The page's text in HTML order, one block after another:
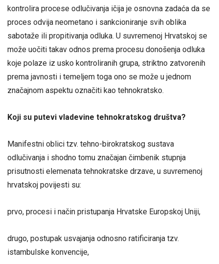
kontrolira procese odlučivanja ičija je osnovna zadaća da se
proces odvija neometano i sankcioniranje svih oblika
sabotaže ili propitivanja odluka. U suvremenoj Hrvatskoj se
može uočiti takav odnos prema procesu donošenja odluka
koje polaze iz usko kontroliranih grupa, striktno zatvorenih
prema javnosti i temeljem toga ono se može u jednom
značajnom aspektu označiti kao tehnokratsko.
Koji su putevi vladevine tehnokratskog društva?
Manifestni oblici tzv. tehno-birokratskog sustava
odlučivanja i shodno tomu značajan čimbenik stupnja
prisutnosti elemenata tehnokratske drzave, u suvremenoj
hrvatskoj povijesti su:
prvo, procesi i način pristupanja Hrvatske Europskoj Uniji,
drugo, postupak usvajanja odnosno ratificiranja tzv.
istambulske konvencije,